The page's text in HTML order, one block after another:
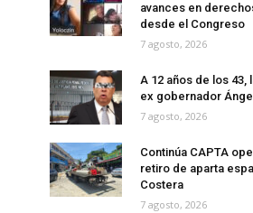
avances en
desde el Congreso
7 agosto, 2026
A 12 años de los 43,
ex gobernador
7 agosto, 2026
Continúa CAPTA
retiro de aparta
Costera
7 agosto, 2026